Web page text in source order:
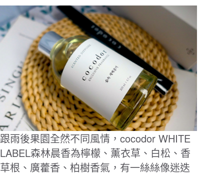
跟雨後果園全然不同風情， cocodor WHITE
LABEL森林晨香為檸檬、薰衣草、白松、香
草根、廣藿香、柏樹香氣，有一絲絲像迷迭